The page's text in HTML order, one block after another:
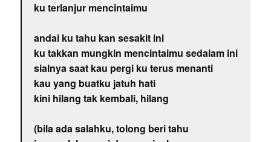
ku terlanjur mencintaimu
andai ku tahu kan sesakit ini
ku takkan mungkin mencintaimu sedalam ini
sialnya saat kau pergi ku terus menanti
kau yang buatku jatuh hati
kini hilang tak kembali, hilang
(bila ada salahku, tolong beri tahu